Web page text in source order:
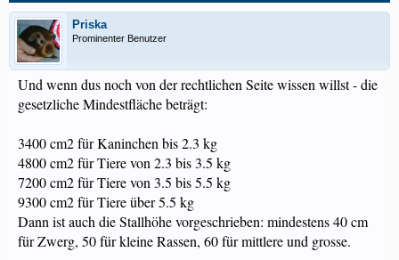
Priska
Prominenter Benutzer
Und wenn dus noch von der rechtlichen Seite wissen willst - die
gesetzliche Mindestfläche beträgt:
3400 cm2 für Kaninchen bis 2.3 kg
4800 cm2 für Tiere von 2.3 bis 3.5 kg
7200 cm2 für Tiere von 3.5 bis 5.5 kg
9300 cm2 für Tiere über 5.5 kg
Dann ist auch die Stallhöhe vorgeschrieben: mindestens 40 cm
für Zwerg, 50 für kleine Rassen, 60 für mittlere und grosse.